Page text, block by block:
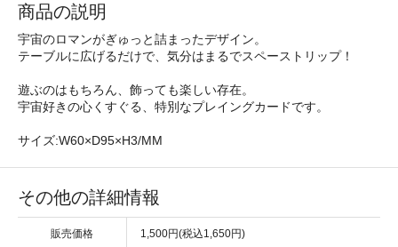
商品の説明
宇宙のロマンがぎゅっと詰まったデザイン。
テーブルに広げるだけで、気分はまるでスペーストリップ！
遊ぶのはもちろん、飾っても楽しい存在。
宇宙好きの心くすぐる、特別なプレイングカードです。
サイズ:W60×D95×H3/MM
その他の詳細情報
販売価格 1,500円(税込1,650円)